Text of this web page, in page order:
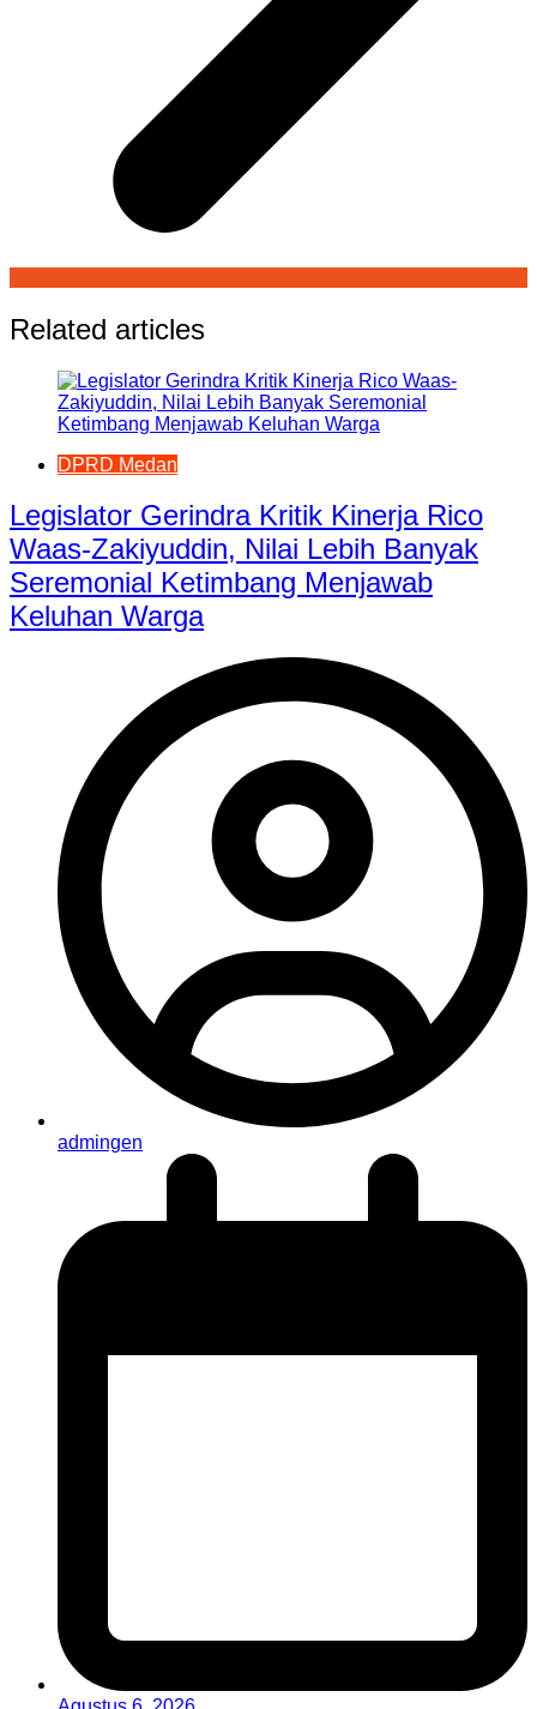
Related articles
DPRD Medan
Legislator Gerindra Kritik Kinerja Rico
Waas-Zakiyuddin, Nilai Lebih Banyak
Seremonial Ketimbang Menjawab
Keluhan Warga
admingen